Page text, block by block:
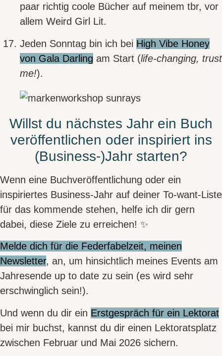
paar richtig coole Bücher auf meinem tbr, vor
allem Weird Girl Lit.
Jeden Sonntag bin ich bei High Vibe Honey
von Gala Darling am Start (life-changing, trust
me!).
Willst du nächstes Jahr ein Buch
veröffentlichen oder inspiriert ins
(Business-)Jahr starten?
Wenn eine Buchveröffentlichung oder ein
inspiriertes Business-Jahr auf deiner To-want-Liste
für das kommende stehen, helfe ich dir gern
dabei, diese Ziele zu erreichen! ✨
Melde dich für die Federfabelzeit, meinen
Newsletter, an, um hinsichtlich meines Events am
Jahresende up to date zu sein (es wird sehr
erschwinglich sein!).
Und wenn du dir ein Erstgespräch für ein Lektorat
bei mir buchst, kannst du dir einen Lektoratsplatz
zwischen Februar und Mai 2026 sichern.